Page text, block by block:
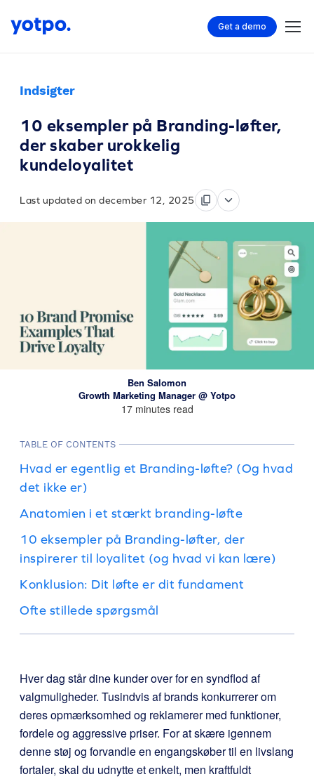
Get a demo
Indsigter
10 eksempler på Branding-løfter,
der skaber urokkelig
kundeloyalitet
Last updated on december 12, 2025
Ben Salomon
Growth Marketing Manager @ Yotpo
17 minutes read
TABLE OF CONTENTS
Hvad er egentlig et Branding-løfte? (Og hvad
det ikke er)
Anatomien i et stærkt branding-løfte
10 eksempler på Branding-løfter, der
inspirerer til loyalitet (og hvad vi kan lære)
Konklusion: Dit løfte er dit fundament
Ofte stillede spørgsmål
Hver dag står dine kunder over for en syndflod af
valgmuligheder. Tusindvis af brands konkurrerer om
deres opmærksomhed og reklamerer med funktioner,
fordele og aggressive priser. For at skære igennem
denne støj og forvandle en engangskøber til en livslang
fortaler, skal du udnytte et enkelt, men kraftfuldt